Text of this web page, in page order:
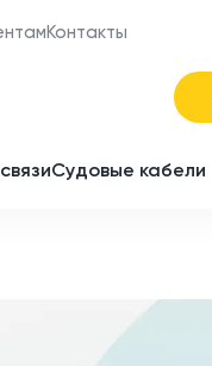
Контакты
Судовые кабели